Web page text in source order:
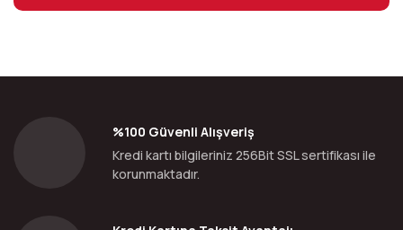
%100 Güvenli Alışveriş
Kredi kartı bilgileriniz 256Bit SSL sertifikası ile
korunmaktadır.